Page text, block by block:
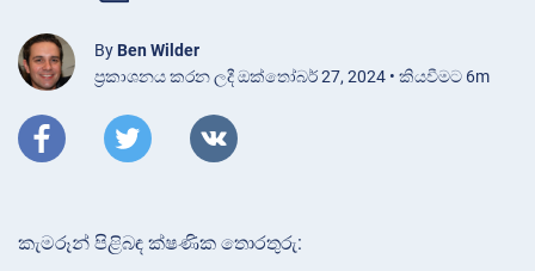
By Ben Wilder
ප්‍රකාශනය කරන ලදී ඔක්තෝබර් 27, 2024 • කියවීමට 6m
කැමරූන් පිළිබඳ ක්ෂණික තොරතුරු: